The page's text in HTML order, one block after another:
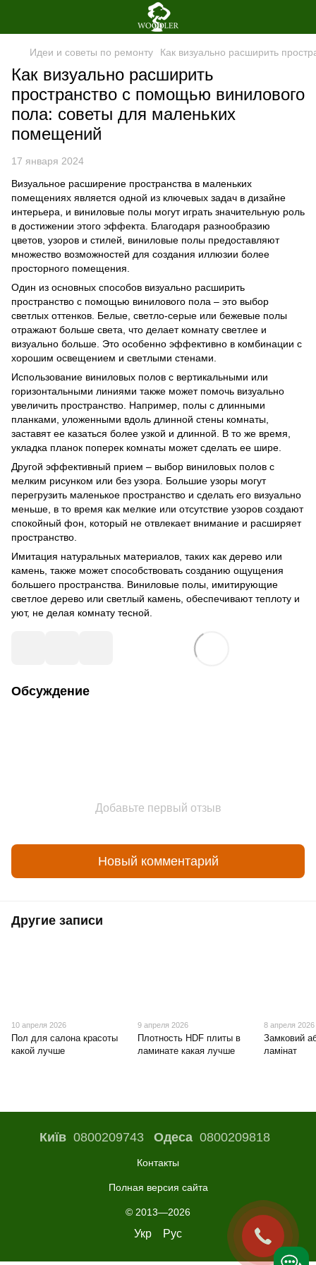
Идеи и советы по ремонту Как визуально расширить
Как визуально расширить
пространство с помощью винилового
пола: советы для маленьких
помещений
17 января 2024
Визуальное расширение пространства в маленьких
помещениях является одной из ключевых задач в дизайне
интерьера, и виниловые полы могут играть значительную роль
в достижении этого эффекта. Благодаря разнообразию
цветов, узоров и стилей, виниловые полы предоставляют
множество возможностей для создания иллюзии более
просторного помещения.
Один из основных способов визуально расширить
пространство с помощью винилового пола – это выбор
светлых оттенков. Белые, светло-серые или бежевые полы
отражают больше света, что делает комнату светлее и
визуально больше. Это особенно эффективно в комбинации с
хорошим освещением и светлыми стенами.
Использование виниловых полов с вертикальными или
горизонтальными линиями также может помочь визуально
увеличить пространство. Например, полы с длинными
планками, уложенными вдоль длинной стены комнаты,
заставят ее казаться более узкой и длинной. В то же время,
укладка планок поперек комнаты может сделать ее шире.
Другой эффективный прием – выбор виниловых полов с
мелким рисунком или без узора. Большие узоры могут
перегрузить маленькое пространство и сделать его визуально
меньше, в то время как мелкие или отсутствие узоров создают
спокойный фон, который не отвлекает внимание и расширяет
пространство.
Имитация натуральных материалов, таких как дерево или
камень, также может способствовать созданию ощущения
большего пространства. Виниловые полы, имитирующие
светлое дерево или светлый камень, обеспечивают теплоту и
уют, не делая комнату тесной.
Обсуждение
Добавьте первый отзыв
Новый комментарий
Другие записи
10 апреля 2026
Пол для салона красоты
какой лучше
9 апреля 2026
Плотность HDF плиты в
ламинате какая лучше
8 апреля 2026
Замковий
ламінат
Київ0800209743 Одеса0800209818
Контакты
Полная версия сайта
© 2013—2026
Укр Рус